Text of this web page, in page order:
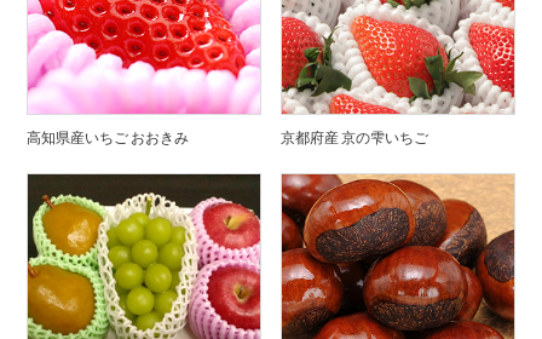
高知県産いちご おおきみ 京都府産 京の雫いちご